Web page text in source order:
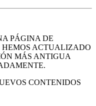
PÁGINA DE
ACTUALIZADO
MÁS ANTIGUA
CONTENIDOS